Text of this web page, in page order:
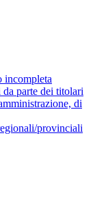
incompleta
parte dei titolari
di
provinciali